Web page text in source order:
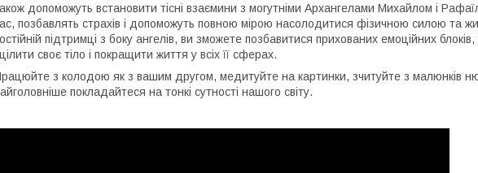
допоможуть встановити тісні взаємини з могутніми Архангелами Михайлом і
позбавлять страхів і допоможуть повною мірою насолодитися фізичною силою та
підтримці з боку ангелів, ви зможете позбавитися прихованих емоційних
своє тіло і покращити життя у всіх її сферах.
з колодою як з вашим другом, медитуйте на картинки, зчитуйте з малюнків
покладайтеся на тонкі сутності нашого світу.